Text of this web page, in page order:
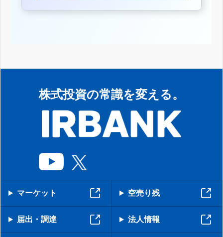
株式投資の常識を変える。
マーケット 空売り残
届出・調達 法人情報